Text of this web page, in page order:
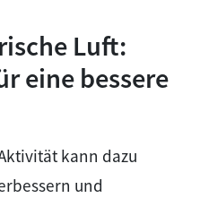
Luft:
eine bessere
kann dazu
und